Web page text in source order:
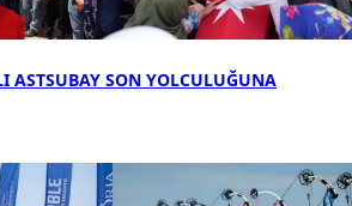
ASTSUBAY SON YOLCULUĞUNA